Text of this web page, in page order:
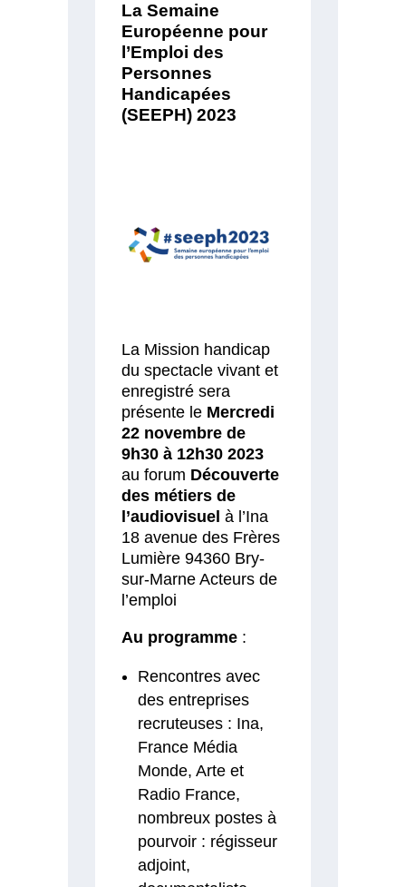
La Semaine
Européenne pour
l’Emploi des
Personnes
Handicapées
(SEEPH) 2023
La Mission handicap
du spectacle vivant et
enregistré sera
présente le Mercredi
22 novembre de
9h30 à 12h30 2023
au forum Découverte
des métiers de
l’audiovisuel à l’Ina
18 avenue des Frères
Lumière 94360 Bry-
sur-Marne Acteurs de
l’emploi
Au programme :
Rencontres avec
des entreprises
recruteuses : Ina,
France Média
Monde, Arte et
Radio France,
nombreux postes à
pourvoir : régisseur
adjoint,